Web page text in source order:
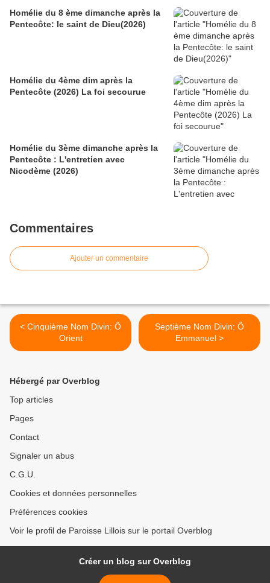
Homélie du 8 ème dimanche après la
Pentecôte: le saint de Dieu(2026)
Homélie du 4ème dim après la
Pentecôte (2026) La foi secourue
Homélie du 3ème dimanche après la
Pentecôte : L'entretien avec
Nicodème (2026)
Commentaires
Ajouter un commentaire
< Cinquième Nom Divin: Ô
Orient
Septième Nom Divin: Ô
Emmanuel >
Hébergé par Overblog
Top articles
Pages
Contact
Signaler un abus
C.G.U.
Cookies et données personnelles
Préférences cookies
Voir le profil de Paroisse Lillois sur le portail Overblog
Créer un blog sur Overblog